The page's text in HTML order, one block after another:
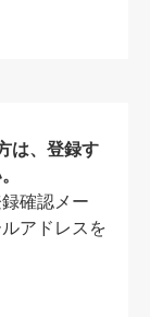
は、登録す
確認メー
アドレスを